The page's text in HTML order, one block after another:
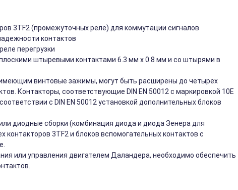
3TF2 (промежуточных реле) для коммутации сигналов
контактов
перегрузки
штыревыми контактами 6.3 мм x 0.8 мм и со штырями в
винтовые зажимы, могут быть расширены до четырех
Контакторы, соответствующие DIN EN 50012 с маркировкой 10E
с DIN EN 50012 установкой дополнительных блоков
диодные сборки (комбинация диода и диода Зенера для
3TF2 и блоков вспомогательных контактов с
или управления двигателем Даландера, необходимо обеспечить